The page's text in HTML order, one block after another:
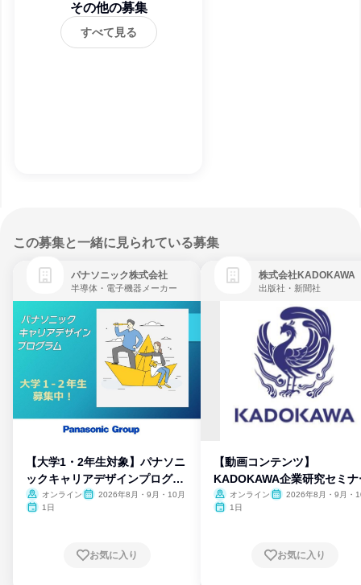
式会社
その他の募集
すべて見る
この募集と一緒に見られている募集
パナソニック株式会社
半導体・電子機器メーカー
【大学1・2年生対象】パナソニ
ックキャリアデザインプログラ
ム
オンライン
2026年8月・9月・10月
1日
お気に入り
株式会社KADOKAWA
出版社・新聞社
【動画コンテンツ】
KADOKAWA企業研究セミナ
オンライン
2026年8月・9月・
1日
お気に入り